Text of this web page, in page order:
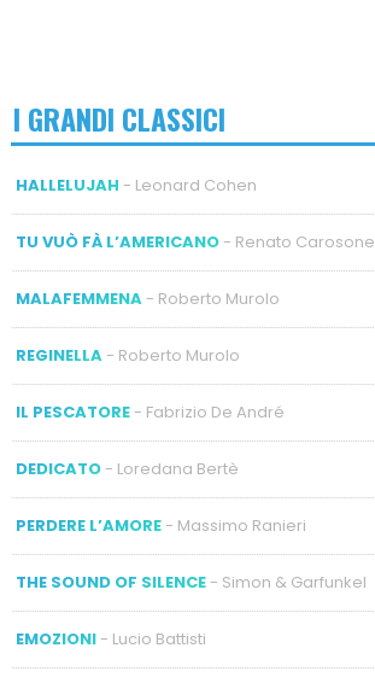
I GRANDI CLASSICI
HALLELUJAH - Leonard Cohen
TU VUÒ FÀ L’AMERICANO- Renato Carosone
MALAFEMMENA- Roberto Murolo
REGINELLA- Roberto Murolo
IL PESCATORE- Fabrizio De André
DEDICATO- Loredana Bertè
PERDERE L’AMORE- Massimo Ranieri
THE SOUND OF SILENCE- Simon & Garfunkel
EMOZIONI- Lucio Battisti